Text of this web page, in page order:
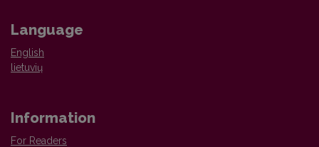
Language
English
lietuvių
Information
For Readers